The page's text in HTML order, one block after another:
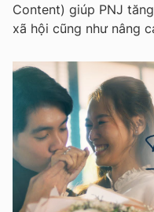
Content) giúp PNJ
xã hội cũng như nâng